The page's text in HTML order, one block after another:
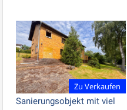
Zu Verkaufen
Sanierungsobjekt mit viel